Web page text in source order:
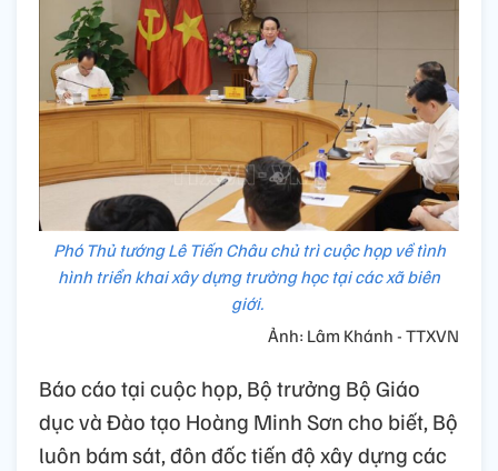
Phó Thủ tướng Lê Tiến Châu chủ trì cuộc họp về tình
hình triển khai xây dựng trường học tại các xã biên
giới.
Ảnh: Lâm Khánh - TTXVN
Báo cáo tại cuộc họp, Bộ trưởng Bộ Giáo
dục và Đào tạo Hoàng Minh Sơn cho biết, Bộ
luôn bám sát, đôn đốc tiến độ xây dựng các